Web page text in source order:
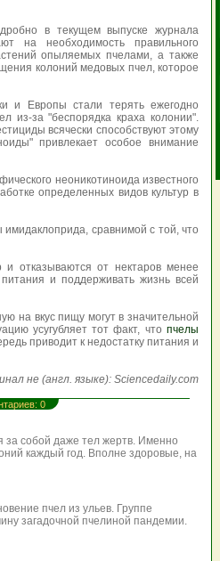
в текущем выпуске журнала
на необходимость правильного
опыляемых пчелами, а также
колоний медовых пчел, которое
и Европы стали терять ежегодно
из-за "беспорядка краха колонии".
всячески способствуют этому
привлекает особое внимание
неоникотиноида известного
определенных видов культур в
сравнимой с той, что
и отказываются от нектаров менее
и поддерживать жизнь всей
на вкус пищу могут в значительной
усугубляет тот факт, что пчелы
приводит к недостатку питания и
не (англ. языке): Sciencedaily.com
0
за собой даже тел жертв. Именно
каждый год. Вполне здоровые, на
пчел из ульев. Группе
загадочной пчелиной пандемии.